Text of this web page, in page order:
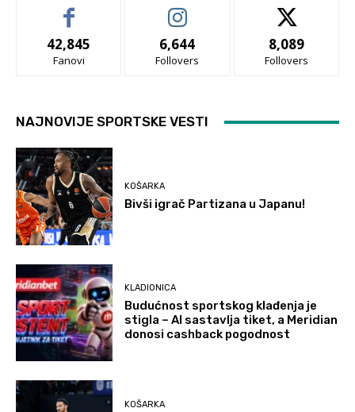
42,845
Fanovi
6,644
Follovers
8,089
Follovers
NAJNOVIJE SPORTSKE VESTI
KOŠARKA
Bivši igrač Partizana u Japanu!
KLADIONICA
Budućnost sportskog klađenja je
stigla – AI sastavlja tiket, a Meridian
donosi cashback pogodnost
KOŠARKA